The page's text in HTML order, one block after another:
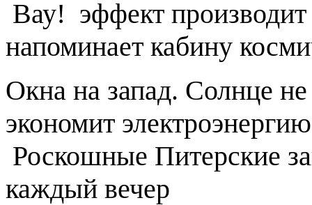
Вау! эффект
напоминает кабину
Окна на запад. Солнце
экономит
Роскошные Питерские
каждый вечер